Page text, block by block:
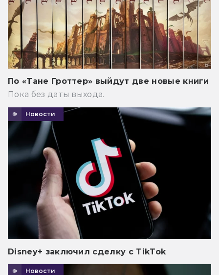
По «Тане Гроттер» выйдут две новые книги
Пока без даты выхода.
Новости
Disney+ заключил сделку с TikTok
Новости